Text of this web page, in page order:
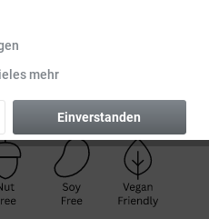
mehr
Einverstanden